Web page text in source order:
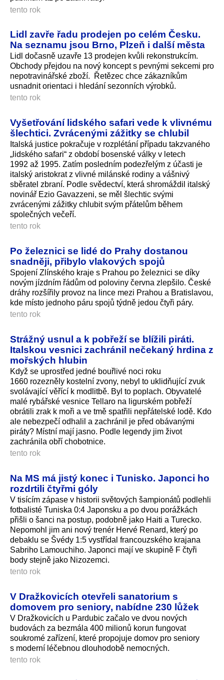
tento rok
Lidl zavře řadu prodejen po celém Česku.
Na seznamu jsou Brno, Plzeň i další města
Lidl dočasně uzavře 13 prodejen kvůli rekonstrukcím.
Obchody přejdou na nový koncept s pevnými sekcemi pro
nepotravinářské zboží. Řetězec chce zákazníkům
usnadnit orientaci i hledání sezonních výrobků.
tento rok
Vyšetřování lidského safari vede k vlivnému
šlechtici. Zvrácenými zážitky se chlubil
Italská justice pokračuje v rozplétání případu takzvaného
„lidského safari“ z období bosenské války v letech
1992 až 1995. Zatím posledním podezřelým z účasti je
italský aristokrat z vlivné milánské rodiny a vášnivý
sběratel zbraní. Podle svědectví, která shromáždil italský
novinář Ezio Gavazzeni, se měl šlechtic svými
zvrácenými zážitky chlubit svým přátelům během
společných večeří.
tento rok
Po železnici se lidé do Prahy dostanou
snadněji, přibylo vlakových spojů
Spojení Zlínského kraje s Prahou po železnici se díky
novým jízdním řádům od poloviny června zlepšilo. České
dráhy rozšířily provoz na lince mezi Prahou a Bratislavou,
kde místo jednoho páru spojů týdně jedou čtyři páry.
tento rok
Strážný usnul a k pobřeží se blížili piráti.
Italskou vesnici zachránil nečekaný hrdina z
mořských hlubin
Když se uprostřed jedné bouřlivé noci roku
1660 rozezněly kostelní zvony, nebyl to uklidňující zvuk
svolávající věřící k modlitbě. Byl to poplach. Obyvatelé
malé rybářské vesnice Tellaro na ligurském pobřeží
obrátili zrak k moři a ve tmě spatřili nepřátelské lodě. Kdo
ale nebezpečí odhalil a zachránil je před obávanými
piráty? Místní mají jasno. Podle legendy jim život
zachránila obří chobotnice.
tento rok
Na MS má jistý konec i Tunisko. Japonci ho
rozdrtili čtyřmi góly
V tisícím zápase v historii světových šampionátů podlehli
fotbalisté Tuniska 0:4 Japonsku a po dvou porážkách
přišli o šanci na postup, podobně jako Haiti a Turecko.
Nepomohl jim ani nový trenér Hervé Renard, který po
debaklu se Švédy 1:5 vystřídal francouzského krajana
Sabriho Lamouchiho. Japonci mají ve skupině F čtyři
body stejně jako Nizozemci.
tento rok
V Dražkovicích otevřeli sanatorium s
domovem pro seniory, nabídne 230 lůžek
V Dražkovicích u Pardubic začalo ve dvou nových
budovách za bezmála 400 milionů korun fungovat
soukromé zařízení, které propojuje domov pro seniory
s moderní léčebnou dlouhodobě nemocných.
tento rok